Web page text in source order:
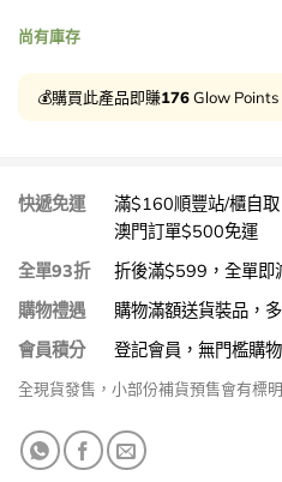
尚有庫存
💰購買此產品即賺176Glow Points
快遞免運
滿$160順豐站/櫃自
澳門訂單$500免運
全單93折
折後滿$599，全單即
購物禮遇
購物滿額送貨裝品，
會員積分
登記會員，無門檻購
全現貨發售，小部份補貨預售會有標